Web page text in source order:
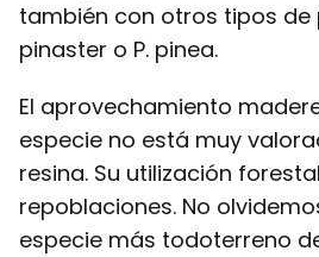
también con otros tipos de
pinaster o P. pinea.
El aprovechamiento
especie no está muy
resina. Su utilización
repoblaciones. No
especie más todoterreno